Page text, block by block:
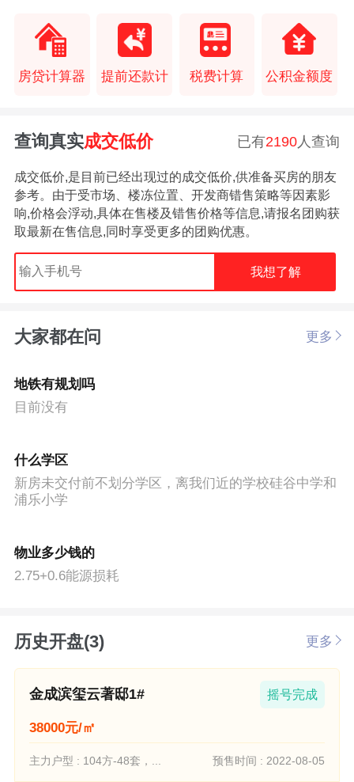
房贷计算器 提前还款计 税费计算 公积金额度
查询真实成交低价 已有2190人查询
成交低价,是目前已经出现过的成交低价,供准备买房的朋友
参考。由于受市场、楼冻位置、开发商错售策略等因素影
响,价格会浮动,具体在售楼及错售价格等信息,请报名团购获
取最新在售信息,同时享受更多的团购优惠。
我想了解
大家都在问 更多
地铁有规划吗
目前没有
什么学区
新房未交付前不划分学区，离我们近的学校硅谷中学和
浦乐小学
物业多少钱的
2.75+0.6能源损耗
历史开盘(3) 更多
金成滨玺云著邸1# 摇号完成
38000元/㎡
主力户型 : 104方-48套，... 预售时间 : 2022-08-05